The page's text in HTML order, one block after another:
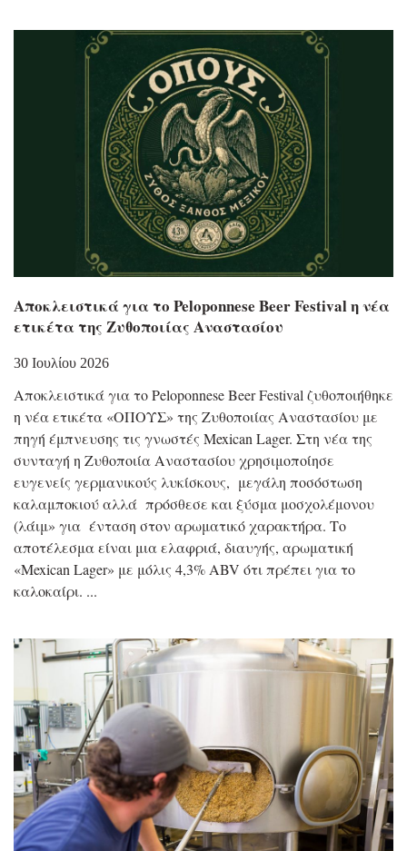
Αποκλειστικά για το Peloponnese Beer Festival η νέα
ετικέτα της Ζυθοποιίας Αναστασίου
30 Ιουλίου 2026
Αποκλειστικά για το Peloponnese Beer Festival ζυθοποιήθηκε
η νέα ετικέτα «ΟΠΟΥΣ» της Ζυθοποιίας Αναστασίου με
πηγή έμπνευσης τις γνωστές Mexican Lager. Στη νέα της
συνταγή η Ζυθοποιία Αναστασίου χρησιμοποίησε
ευγενείς γερμανικούς λυκίσκους, μεγάλη ποσόστωση
καλαμποκιού αλλά πρόσθεσε και ξύσμα μοσχολέμονου
(λάιμ» για ένταση στον αρωματικό χαρακτήρα. Το
αποτέλεσμα είναι μια ελαφριά, διαυγής, αρωματική
«Mexican Lager» με μόλις 4,3% ABV ότι πρέπει για το
καλοκαίρι.